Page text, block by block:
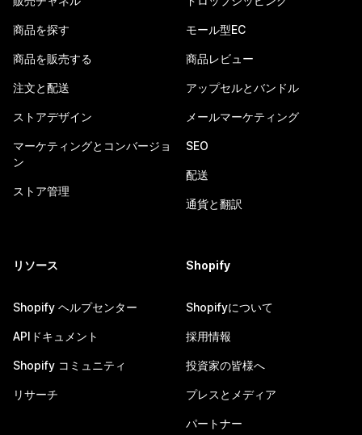
商品を探す
商品を販売する
注文と配送
ストアデザイン
マーケティングとコンバージョ
ン
ストア管理
モール型EC
商品レビュー
アップセルとバンドル
メールマーケティング
SEO
配送
通貨と翻訳
リソース
Shopify ヘルプセンター
APIドキュメント
Shopify コミュニティ
リサーチ
Shopify
Shopifyについて
採用情報
投資家の皆様へ
プレスとメディア
パートナー